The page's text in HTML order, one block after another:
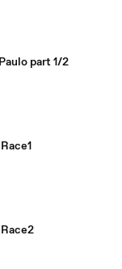
part 1/2